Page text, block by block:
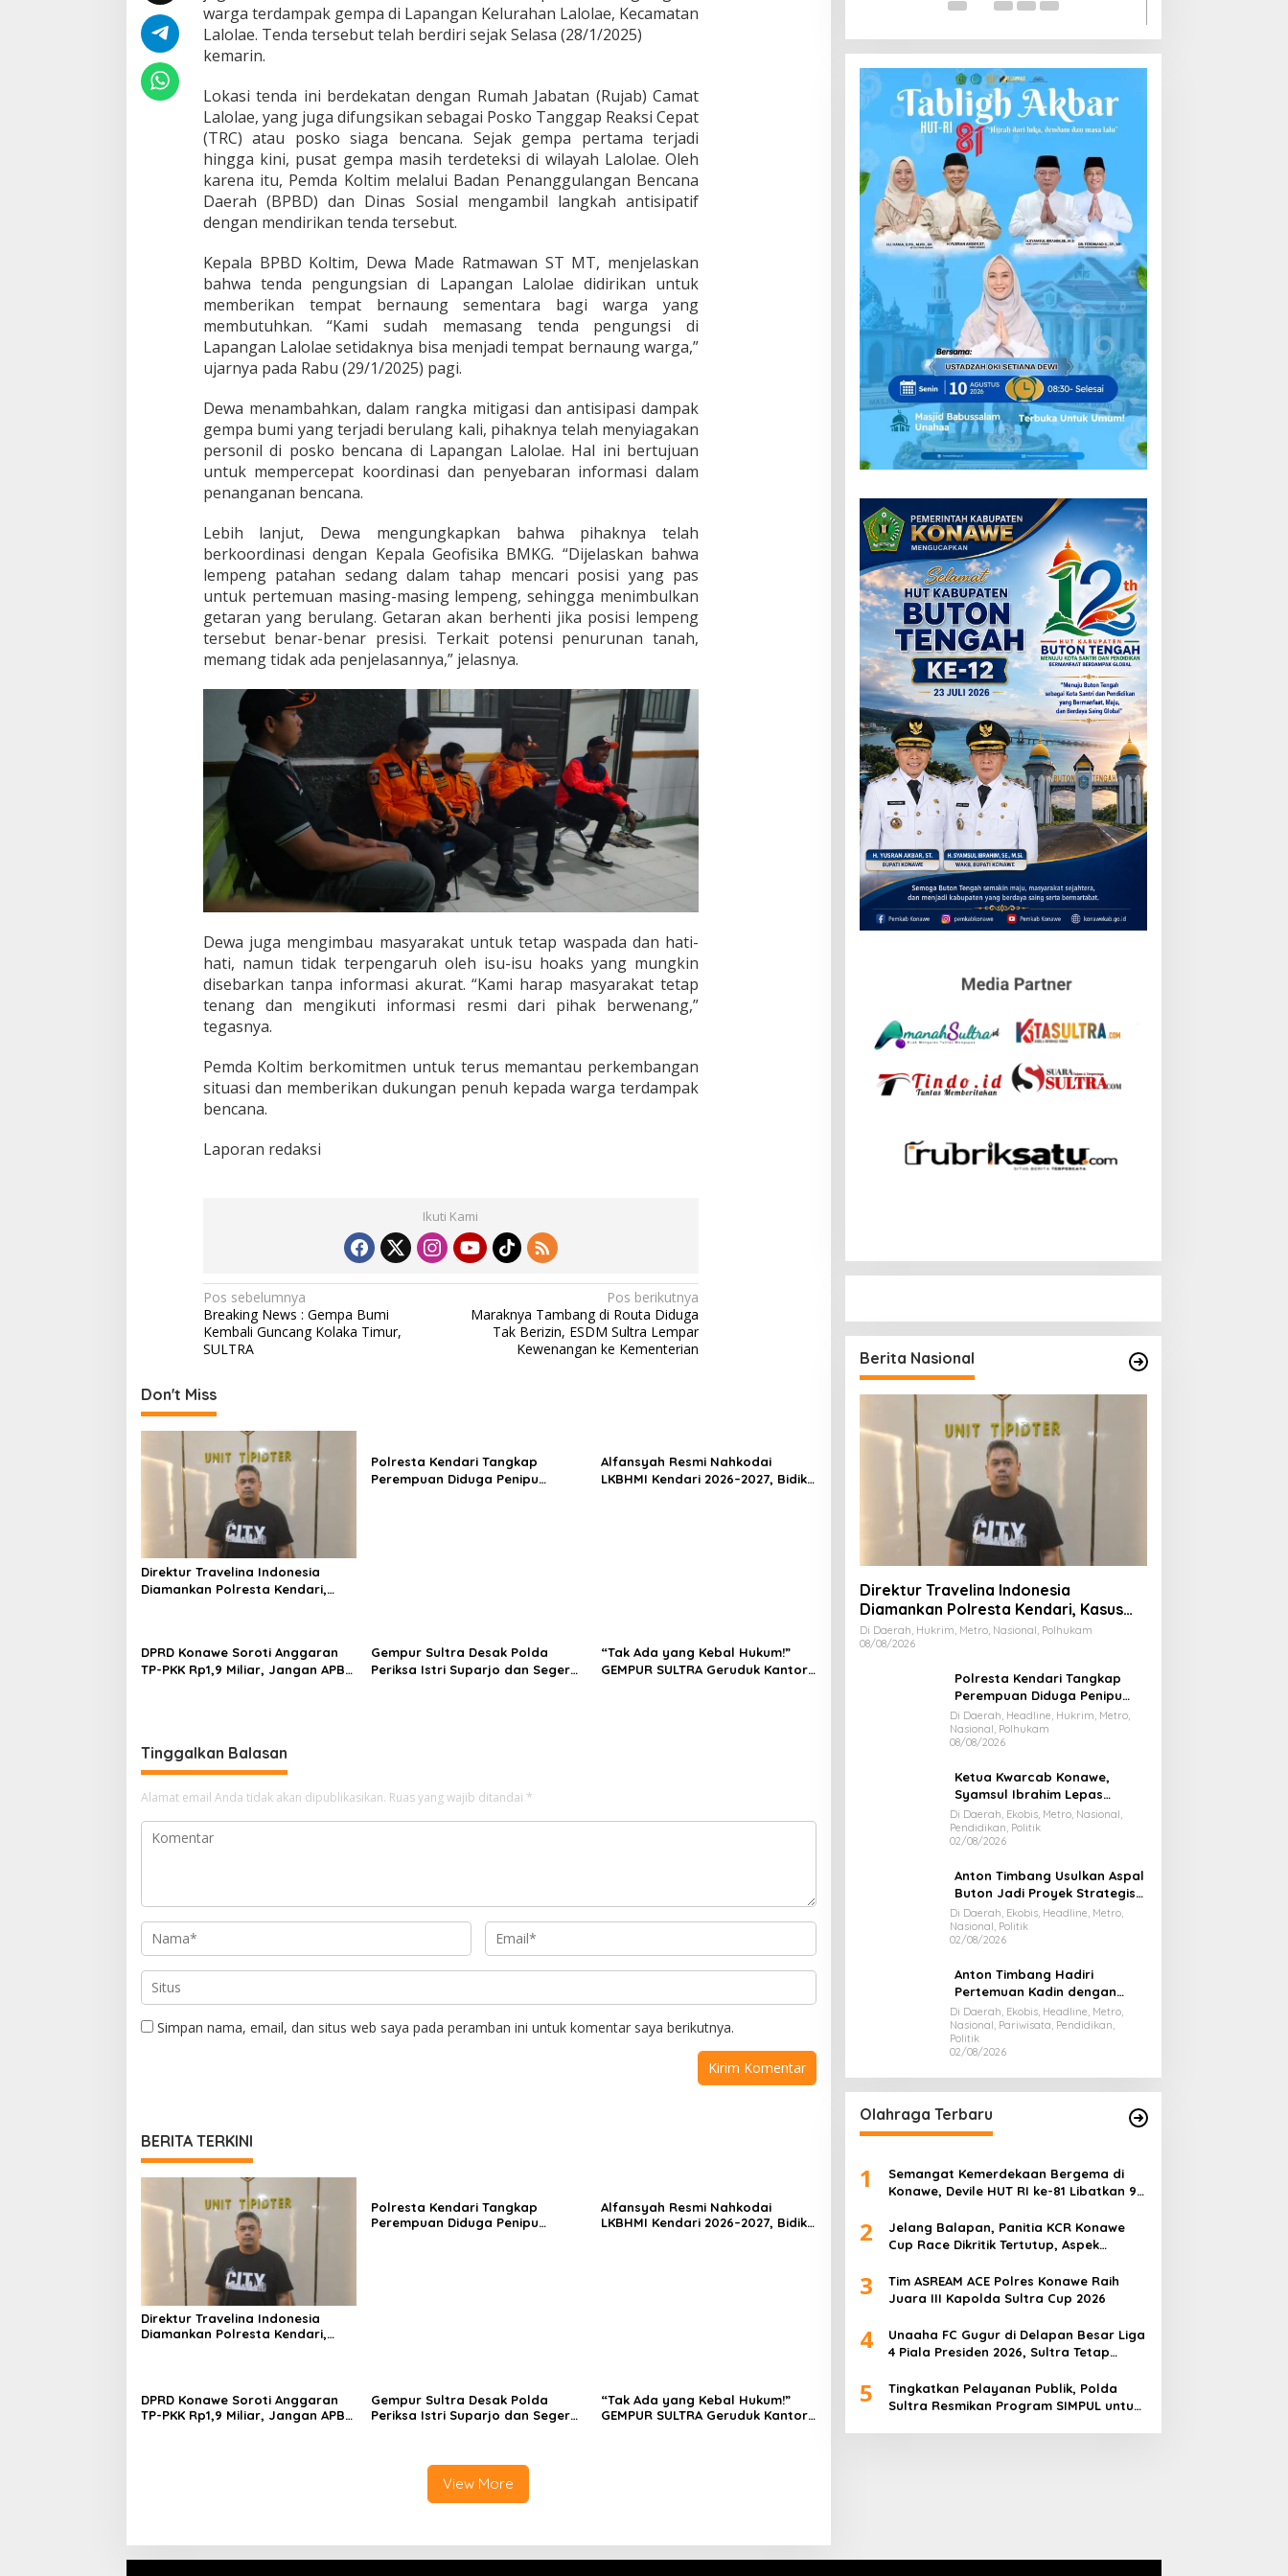
T
e
a
B
e
r
n
a
u
n
b
a
g
i
W
a
r
a
d
i
L
a
l
a
e
warga terdampak gempa di Lapangan Kelurahan Lalolae, Kecamatan
Lalolae. Tenda tersebut telah berdiri sejak Selasa (28/1/2025)
kemarin.
Lokasi tenda ini berdekatan dengan Rumah Jabatan (Rujab) Camat
Lalolae, yang juga difungsikan sebagai Posko Tanggap Reaksi Cepat
(TRC) atau posko siaga bencana. Sejak gempa pertama terjadi
hingga kini, pusat gempa masih terdeteksi di wilayah Lalolae. Oleh
karena itu, Pemda Koltim melalui Badan Penanggulangan Bencana
Daerah (BPBD) dan Dinas Sosial mengambil langkah antisipatif
dengan mendirikan tenda tersebut.
Kepala BPBD Koltim, Dewa Made Ratmawan ST MT, menjelaskan
bahwa tenda pengungsian di Lapangan Lalolae didirikan untuk
memberikan tempat bernaung sementara bagi warga yang
membutuhkan. “Kami sudah memasang tenda pengungsi di
Lapangan Lalolae setidaknya bisa menjadi tempat bernaung warga,”
ujarnya pada Rabu (29/1/2025) pagi.
Dewa menambahkan, dalam rangka mitigasi dan antisipasi dampak
gempa bumi yang terjadi berulang kali, pihaknya telah menyiagakan
personil di posko bencana di Lapangan Lalolae. Hal ini bertujuan
untuk mempercepat koordinasi dan penyebaran informasi dalam
penanganan bencana.
Lebih lanjut, Dewa mengungkapkan bahwa pihaknya telah
berkoordinasi dengan Kepala Geofisika BMKG. “Dijelaskan bahwa
lempeng patahan sedang dalam tahap mencari posisi yang pas
untuk pertemuan masing-masing lempeng, sehingga menimbulkan
getaran yang berulang. Getaran akan berhenti jika posisi lempeng
tersebut benar-benar presisi. Terkait potensi penurunan tanah,
memang tidak ada penjelasannya,” jelasnya.
Dewa juga mengimbau masyarakat untuk tetap waspada dan hati-
hati, namun tidak terpengaruh oleh isu-isu hoaks yang mungkin
disebarkan tanpa informasi akurat. “Kami harap masyarakat tetap
tenang dan mengikuti informasi resmi dari pihak berwenang,”
tegasnya.
Pemda Koltim berkomitmen untuk terus memantau perkembangan
situasi dan memberikan dukungan penuh kepada warga terdampak
bencana.
Laporan redaksi
Ikuti Kami
N
a
v
g
a
s
i
p
o
s
Pos sebelumnya
Breaking News : Gempa Bumi
Kembali Guncang Kolaka Timur,
SULTRA
Pos berikutnya
Maraknya Tambang di Routa Diduga
Tak Berizin, ESDM Sultra Lempar
Kewenangan ke Kementerian
Don't Miss
Direktur Travelina Indonesia
Diamankan Polresta Kendari,
Polresta Kendari Tangkap
Perempuan Diduga Penipu
Alfansyah Resmi Nahkodai
LKBHMI Kendari 2026–2027, Bidik
DPRD Konawe Soroti Anggaran
TP-PKK Rp1,9 Miliar, Jangan APBD
Gempur Sultra Desak Polda
Periksa Istri Suparjo dan Segera
“Tak Ada yang Kebal Hukum!”
GEMPUR SULTRA Geruduk Kantor
Tinggalkan Balasan
Alamat email Anda tidak akan dipublikasikan. Ruas yang wajib ditandai *
Simpan nama, email, dan situs web saya pada peramban ini untuk komentar saya berikutnya.
BERITA TERKINI
Direktur Travelina Indonesia
Diamankan Polresta Kendari,
Polresta Kendari Tangkap
Perempuan Diduga Penipu
Alfansyah Resmi Nahkodai
LKBHMI Kendari 2026–2027, Bidik
DPRD Konawe Soroti Anggaran
TP-PKK Rp1,9 Miliar, Jangan APBD
Gempur Sultra Desak Polda
Periksa Istri Suparjo dan Segera
“Tak Ada yang Kebal Hukum!”
GEMPUR SULTRA Geruduk Kantor
View More
Berita Nasional
Direktur Travelina Indonesia
Diamankan Polresta Kendari, Kasus
Penelantaran Jemaah Umrah Masuk
Babak Baru
Di Daerah, Hukrim, Metro, Nasional, Polhukam
08/08/2026
Polresta Kendari Tangkap
Perempuan Diduga Penipu
Proyek, Korban Rugi Rp588,1
Juta
Di Daerah, Headline, Hukrim, Metro,
Nasional, Polhukam
08/08/2026
Ketua Kwarcab Konawe,
Syamsul Ibrahim Lepas
Kontingen Jamnas XII 2026
Di Daerah, Ekobis, Metro, Nasional,
Pendidikan, Politik
02/08/2026
Anton Timbang Usulkan Aspal
Buton Jadi Proyek Strategis
Nasional
Di Daerah, Ekobis, Headline, Metro,
Nasional, Politik
02/08/2026
Anton Timbang Hadiri
Pertemuan Kadin dengan
Presiden Prabowo, Bawa Misi
Majukan Ekonomi Sultra
Di Daerah, Ekobis, Headline, Metro,
Nasional, Pariwisata, Pendidikan,
Politik
02/08/2026
Olahraga Terbaru
1
Semangat Kemerdekaan Bergema di
Konawe, Devile HUT RI ke-81 Libatkan 98
2
Jelang Balapan, Panitia KCR Konawe
Cup Race Dikritik Tertutup, Aspek
3
Tim ASREAM ACE Polres Konawe Raih
Juara III Kapolda Sultra Cup 2026
4
Unaaha FC Gugur di Delapan Besar Liga
4 Piala Presiden 2026, Sultra Tetap
5
Tingkatkan Pelayanan Publik, Polda
Sultra Resmikan Program SIMPUL untuk